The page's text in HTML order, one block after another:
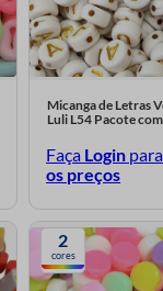
Micanga de Letras
Luli L54 Pacote
Faça Login
os preços
2
cores